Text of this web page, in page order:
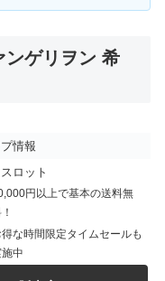
ンゲリヲン 希
情報
ロット
円以上で基本の送料無
得な時間限定タイムセールも
中